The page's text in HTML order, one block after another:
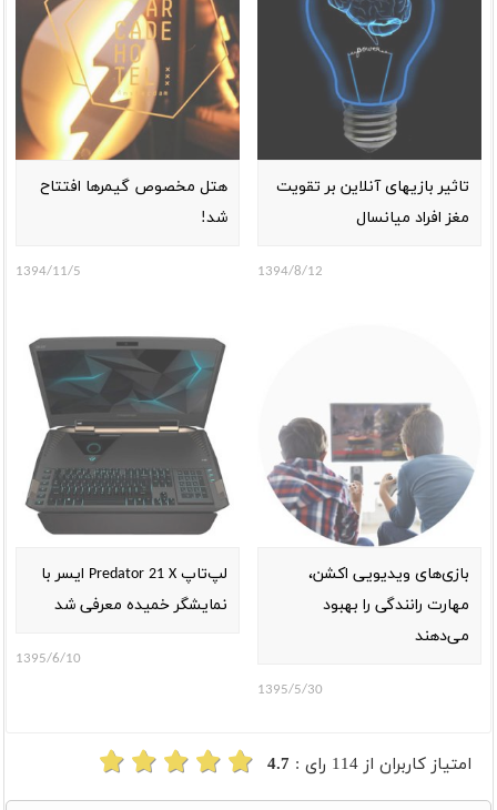
تاثیر بازیهای آنلاین بر تقویت
مغز افراد میانسال
1394/8/12
هتل مخصوص گیمرها افتتاح
شد!
1394/11/5
بازی‌های ویدیویی اکشن،
مهارت رانندگی را بهبود
می‌دهند
1395/5/30
لپ‌تاپ Predator 21 X ایسر با
نمایشگر خمیده معرفی شد
1395/6/10
امتیاز کاربران از 114 رای : 4.7